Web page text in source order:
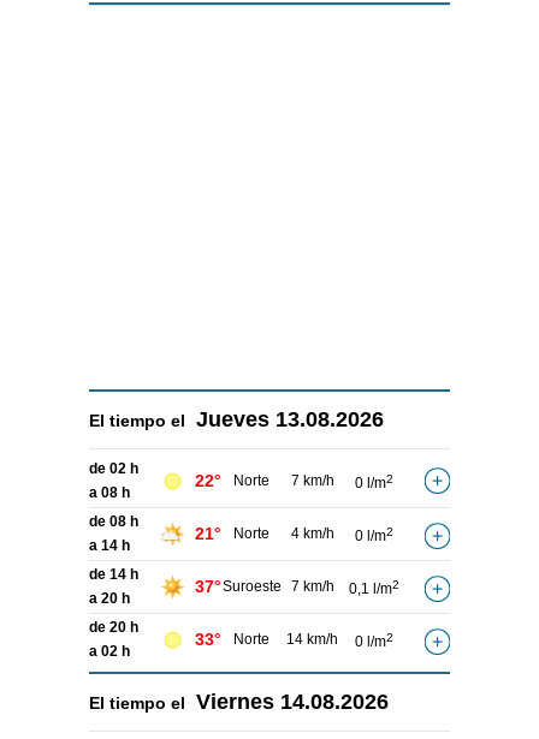
El tiempo el Jueves 13.08.2026
de 02 h
a 08 h
22° Norte 7 km/h 0 l/m2
de 08 h
a 14 h
21° Norte 4 km/h 0 l/m2
de 14 h
a 20 h
37°Suroeste 7 km/h 0,1 l/m2
de 20 h
a 02 h
33° Norte 14 km/h 0 l/m2
El tiempo el Viernes 14.08.2026